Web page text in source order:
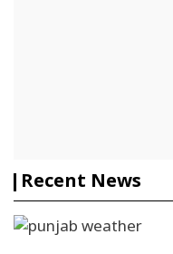
Recent News